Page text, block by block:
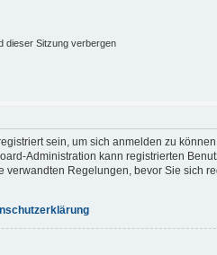
dieser Sitzung verbergen
sein, um sich anmelden zu
Administration kann registrierten
verwandten Regelungen, bevor Sie sich